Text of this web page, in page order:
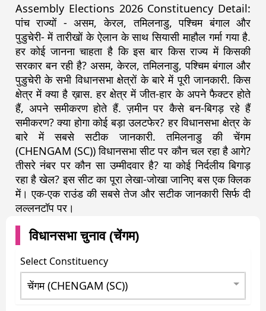
Assembly Elections 2026 Constituency Detail:
पांच राज्यों - असम, केरल, तमिलनाडु, पश्चिम बंगाल और
पुडुचेरी- में तारीखों के ऐलान के साथ सियासी माहौल गर्मा गया है.
हर कोई जानना चाहता है कि इस बार किस राज्य में किसकी
सरकार बन रही है? असम, केरल, तमिलनाडु, पश्चिम बंगाल और
पुडुचेरी के सभी विधानसभा क्षेत्रों के बारे में पूरी जानकारी. किस
क्षेत्र में क्या है ख़ास. हर क्षेत्र में जीत-हार के अपने फैक्टर होते
हैं, अपने समीकरण होते हैं. ज़मीन पर कैसे बन-बिगड़ रहे हैं
समीकरण? क्या होगा कोई बड़ा उलटफेर? हर विधानसभा क्षेत्र के
बारे में सबसे सटीक जानकारी. तमिलनाडु की चेंगम
(CHENGAM (SC)) विधानसभा सीट पर कौन चल रहा है आगे?
तीसरे नंबर पर कौन सा उम्मीदवार है? या कोई निर्दलीय बिगाड़
रहा है खेल? इस सीट का पूरा लेखा-जोखा जानिए बस एक क्लिक
में। एक-एक राउंड की सबसे तेज और सटीक जानकारी सिर्फ दी
लल्लनटॉप पर।
विधानसभा चुनाव (चेंगम)
Select Constituency